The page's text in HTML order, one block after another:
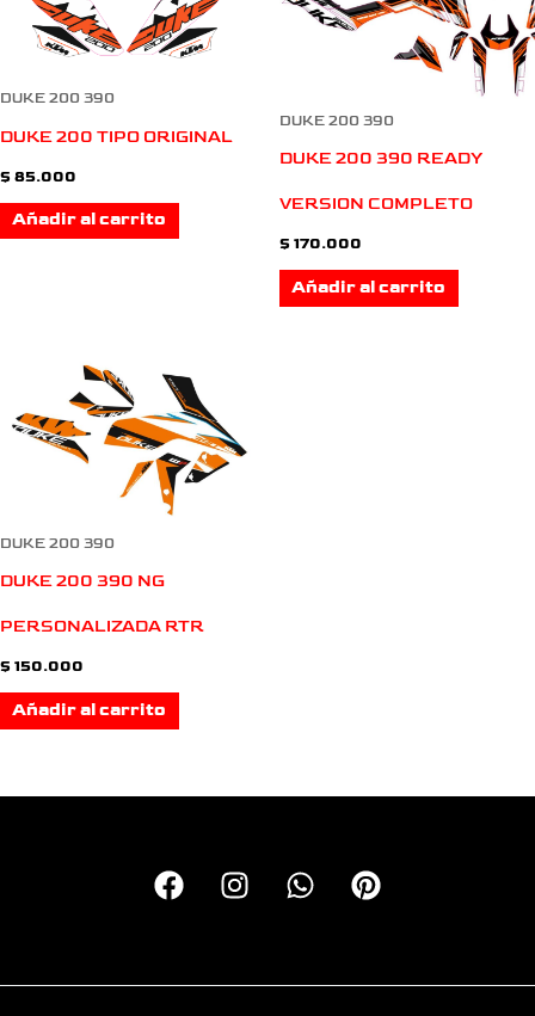
DUKE 200 390
DUKE 200 TIPO ORIGINAL
$ 85.000
Añadir al carrito
DUKE 200 390
DUKE 200 390 READY
VERSION COMPLETO
$ 170.000
Añadir al carrito
DUKE 200 390
DUKE 200 390 NG
PERSONALIZADA RTR
$ 150.000
Añadir al carrito